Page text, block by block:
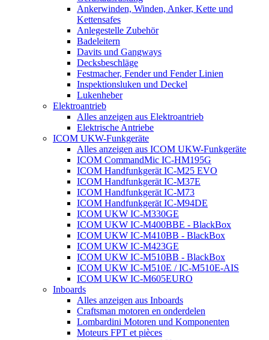
Ankerwinden, Winden, Anker, Kette und
Kettensafes
Anlegestelle Zubehör
Badeleitern
Davits und Gangways
Decksbeschläge
Festmacher, Fender und Fender Linien
Inspektionsluken und Deckel
Lukenheber
Elektroantrieb
Alles anzeigen aus Elektroantrieb
Elektrische Antriebe
ICOM UKW-Funkgeräte
Alles anzeigen aus ICOM UKW-Funkgeräte
ICOM CommandMic IC-HM195G
ICOM Handfunkgerät IC-M25 EVO
ICOM Handfunkgerät IC-M37E
ICOM Handfunkgerät IC-M73
ICOM Handfunkgerät IC-M94DE
ICOM UKW IC-M330GE
ICOM UKW IC-M400BBE - BlackBox
ICOM UKW IC-M410BB - BlackBox
ICOM UKW IC-M423GE
ICOM UKW IC-M510BB - BlackBox
ICOM UKW IC-M510E / IC-M510E-AIS
ICOM UKW IC-M605EURO
Inboards
Alles anzeigen aus Inboards
Craftsman motoren en onderdelen
Lombardini Motoren und Komponenten
Moteurs FPT et pièces